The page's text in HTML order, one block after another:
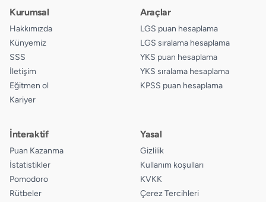
Kurumsal
Hakkımızda
Künyemiz
SSS
İletişim
Eğitmen ol
Kariyer
Araçlar
LGS puan hesaplama
LGS sıralama hesaplama
YKS puan hesaplama
YKS sıralama hesaplama
KPSS puan hesaplama
İnteraktif
Puan Kazanma
İstatistikler
Pomodoro
Rütbeler
Yasal
Gizlilik
Kullanım koşulları
KVKK
Çerez Tercihleri